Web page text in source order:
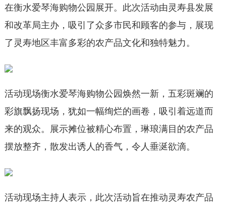
在衡水爱琴海购物公园展开。此次活动由灵寿县发展
和改革局主办，吸引了众多市民和顾客的参与，展现
了灵寿地区丰富多彩的农产品文化和独特魅力。
活动现场衡水爱琴海购物公园焕然一新，五彩斑斓的
彩旗飘扬现场，犹如一幅绚烂的画卷，吸引着远道而
来的观众。展示摊位被精心布置，琳琅满目的农产品
摆放整齐，散发出诱人的香气，令人垂涎欲滴。
活动现场主持人表示，此次活动旨在推动灵寿农产品